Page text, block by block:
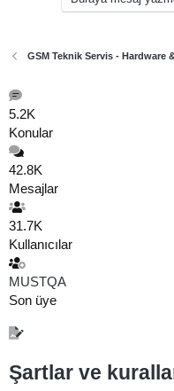
GSM Teknik Servis - Hardware
5.2K
Konular
42.8K
Mesajlar
31.7K
Kullanıcılar
MUSTQA
Son üye
Şartlar ve